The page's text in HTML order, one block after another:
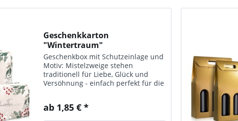
Geschenkkarton
"Wintertraum"
Geschenkbox mit Schutzeinlage und
Motiv: Mistelzweige stehen
traditionell für Liebe, Glück und
Versöhnung - einfach perfekt für die
ab 1,85 € *